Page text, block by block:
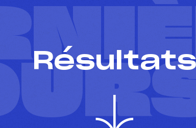
Résultats